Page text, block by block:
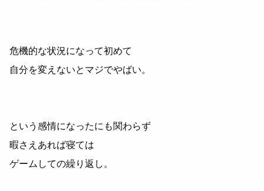
危機的な状況になって初めて
自分を変えないとマジでやばい。
という感情になったにも関わらず
暇さえあれば寝ては
ゲームしての繰り返し。